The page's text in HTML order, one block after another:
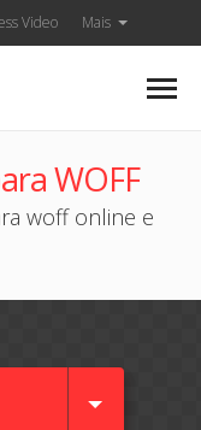
Video Mais
WOFF
woff online e